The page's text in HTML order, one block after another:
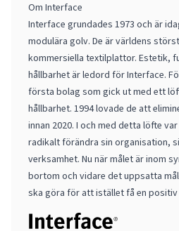
Om Interface
Interface grundades 1973 och är
modulära golv. De är världens
kommersiella textilplattor. Estetik,
hållbarhet är ledord för Interface.
första bolag som gick ut med ett
hållbarhet. 1994 lovade de att
innan 2020. I och med detta löfte
radikalt förändra sin organisation,
verksamhet. Nu när målet är inom
bortom och vidare det uppsatta
ska göra för att istället få en positiv